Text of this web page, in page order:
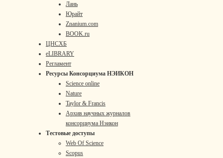
Лань
Юрайт
Znanium.com
BOOK.ru
ЦНСХБ
eLIBRARY
Регламент
Ресурсы Консорциума НЭИКОН
Science online
Nature
Taylor & Francis
Архив научных журналов
консорциума Нэикон
Тестовые доступы
Web Of Science
Scopus